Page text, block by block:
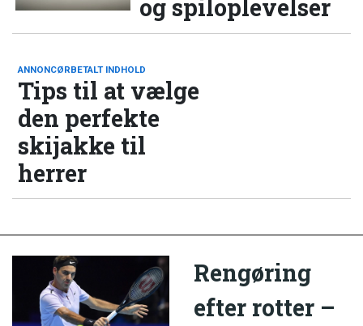
og spiloplevelser
ANNONCØRBETALT INDHOLD
Tips til at vælge
den perfekte
skijakke til
herrer
Rengøring
efter rotter –